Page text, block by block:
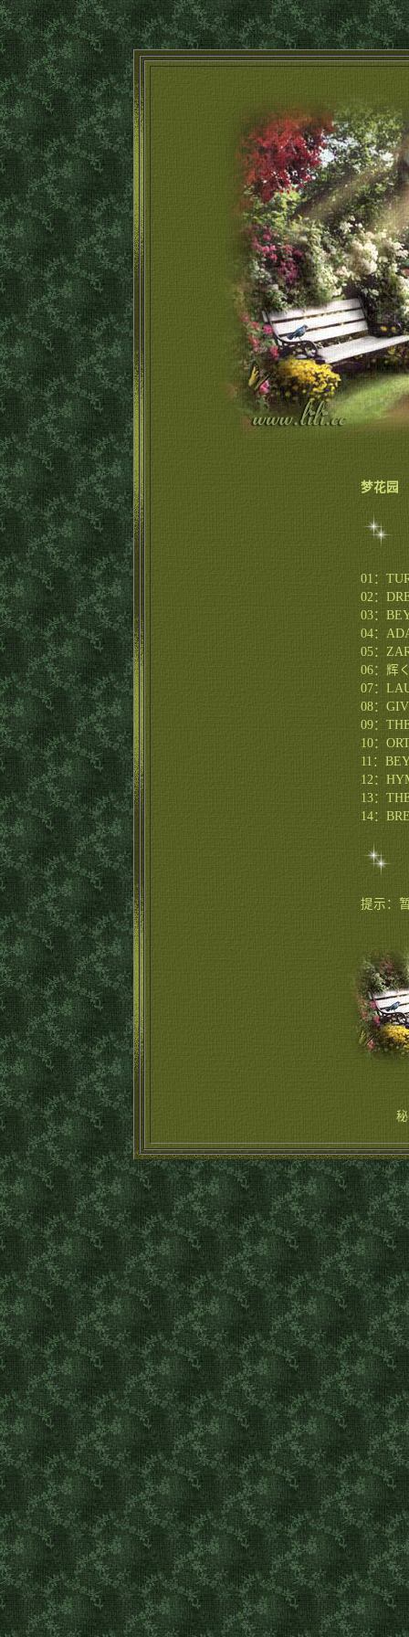
梦花园
01：
02：
03：
04：
05：
06： 辉
07：
08：
09：
10：
11：
12：
13：
14：
提示：